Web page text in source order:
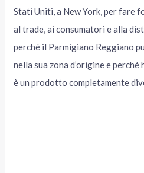
Stati Uniti, a New York, per fare
al trade, ai consumatori e alla
perché il Parmigiano Reggiano
nella sua zona d’origine e
è un prodotto completamente